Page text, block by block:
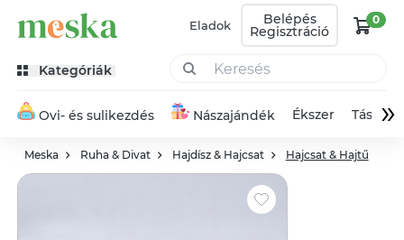
Eladok Belépés
Regisztráció
0
Kategóriák
Ovi- és sulikezdés Nászajándék Ékszer Táska»
Meska Ruha & Divat Hajdísz & Hajcsat Hajcsat & Hajtű